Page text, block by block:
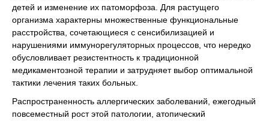
детей и изменение их патоморфоза. Для растущего
организма характерны множественные функциональные
расстройства, сочетающиеся с сенсибилизацией и
нарушениями иммунорегуляторных процессов, что нередко
обусловливает резистентность к традиционной
медикаментозной терапии и затрудняет выбор оптимальной
тактики лечения таких больных.
Распространенность аллергических заболеваний, ежегодный
повсеместный рост этой патологии, атопический